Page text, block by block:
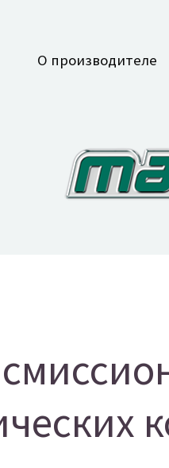
О производителе